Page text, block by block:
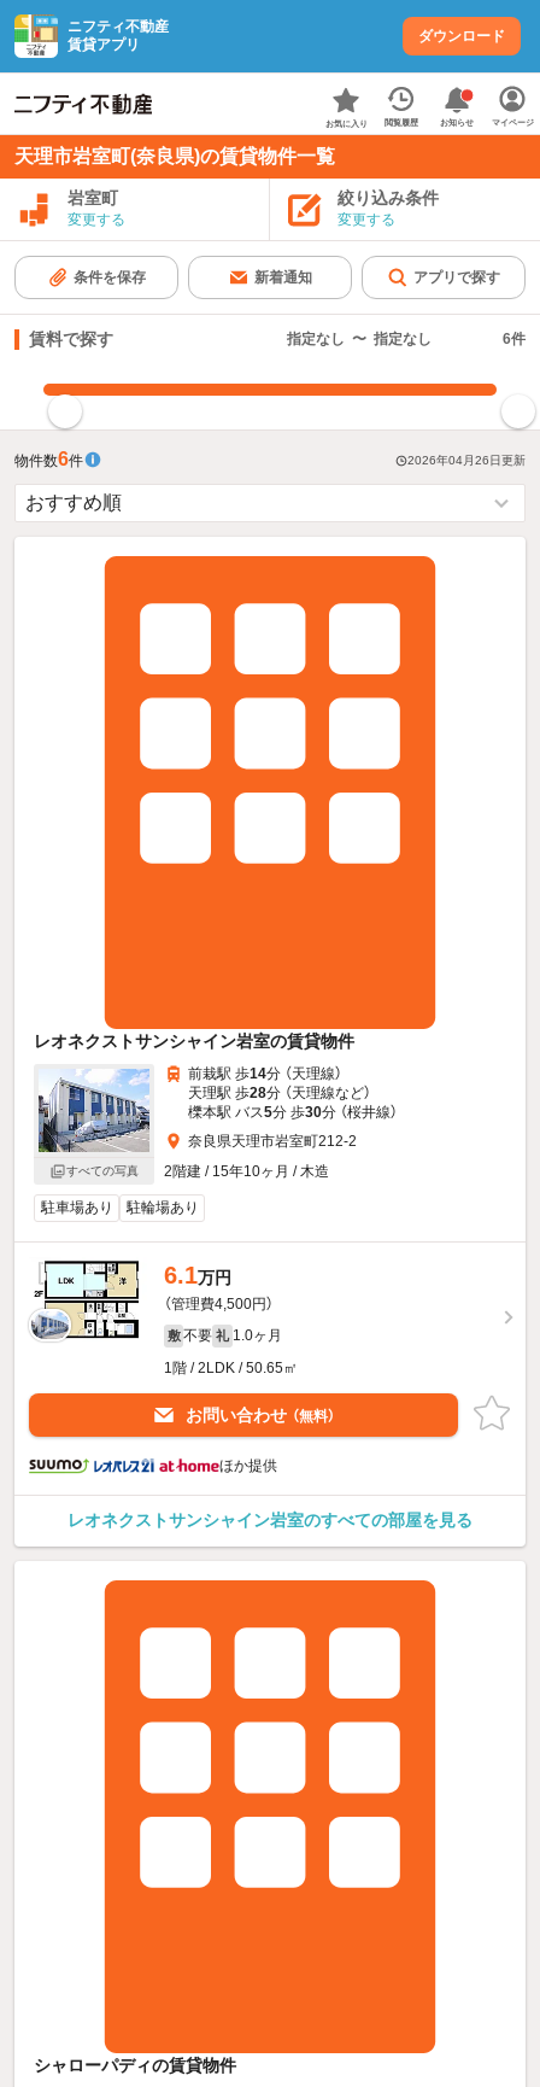
ニフティ不動産
賃貸アプリ
ダウンロード
お気に入り 閲覧履歴 お知らせ マイページ
天理市岩室町(奈良県)の賃貸物件一覧
岩室町
変更する
絞り込み条件
変更する
条件を保存 新着通知 アプリで探す
賃料で探す 指定なし 〜 指定なし 6件
物件数6件 2026年04月26日更新
レオネクストサンシャイン岩室の賃貸物件
すべての写真
前栽駅 歩14分 （天理線）
天理駅 歩28分 （天理線など）
櫟本駅 バス5分 歩30分 （桜井線）
奈良県天理市岩室町212-2
2階建 / 15年10ヶ月 / 木造
駐車場あり 駐輪場あり
6.1万円
（管理費4,500円）
敷 不要 礼 1.0ヶ月
1階 / 2LDK / 50.65㎡
お問い合わせ （無料）
ほか提供
レオネクストサンシャイン岩室のすべての部屋を見る
シャローパディの賃貸物件